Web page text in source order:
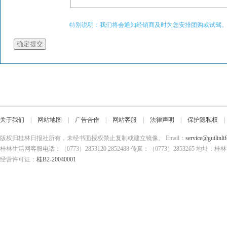
关于我们 网站地图 广告合作 网站客服 法律声明 保护隐私权
版权归桂林日报社所有，未经书面授权禁止复制或建立镜像。 Email：
桂林生活网客服电话：（0773）2853120 2852488 传真：（0773）2853265 地址：
经营许可证： 桂B2-20040001